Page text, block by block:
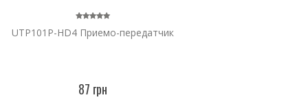
UTP101P-HD4 Приемо-передатчик
87 грн